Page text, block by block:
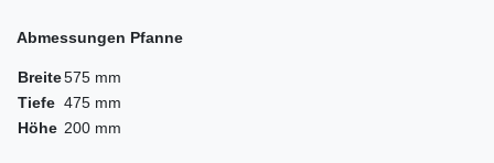
Abmessungen Pfanne
Breite575 mm
Tiefe 475 mm
Höhe 200 mm